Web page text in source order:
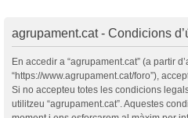
agrupament.cat - Condicions
En accedir a “agrupament.cat” (a partir
“https://www.agrupament.cat/foro”),
Si no accepteu totes les condicions
utilitzeu “agrupament.cat”. Aquestes